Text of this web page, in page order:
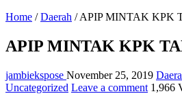
Home / Daerah / APIP MINTAK KPK
APIP MINTAK KPK
jambiekspose November 25, 2019
Uncategorized Leave a comment 1,966